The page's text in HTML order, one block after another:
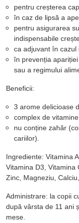
pentru creșterea
în caz de lipsă a
pentru asigurarea
indispensabile
ca adjuvant în cazul
în prevenția
sau a regimului
Beneficii:
3 arome delicioase
complex de
nu conține zahăr
cariilor).
Ingrediente: Vitamina
Vitamina D3, Vitamina
Zinc, Magneziu,
Administrare: la copii
după vârsta de 11 ani
mese.